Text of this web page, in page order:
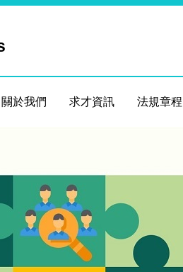
關於我們 求才資訊 法規章程